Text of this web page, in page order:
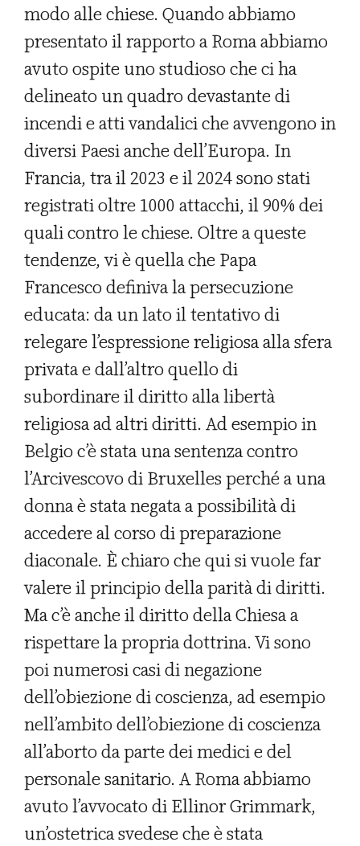
modo alle chiese. Quando abbiamo
presentato il rapporto a Roma abbiamo
avuto ospite uno studioso che ci ha
delineato un quadro devastante di
incendi e atti vandalici che avvengono in
diversi Paesi anche dell’Europa. In
Francia, tra il 2023 e il 2024 sono stati
registrati oltre 1000 attacchi, il 90% dei
quali contro le chiese. Oltre a queste
tendenze, vi è quella che Papa
Francesco definiva la persecuzione
educata: da un lato il tentativo di
relegare l’espressione religiosa alla sfera
privata e dall’altro quello di
subordinare il diritto alla libertà
religiosa ad altri diritti. Ad esempio in
Belgio c’è stata una sentenza contro
l’Arcivescovo di Bruxelles perché a una
donna è stata negata a possibilità di
accedere al corso di preparazione
diaconale. È chiaro che qui si vuole far
valere il principio della parità di diritti.
Ma c’è anche il diritto della Chiesa a
rispettare la propria dottrina. Vi sono
poi numerosi casi di negazione
dell’obiezione di coscienza, ad esempio
nell’ambito dell’obiezione di coscienza
all’aborto da parte dei medici e del
personale sanitario. A Roma abbiamo
avuto l’avvocato di Ellinor Grimmark,
un’ostetrica svedese che è stata